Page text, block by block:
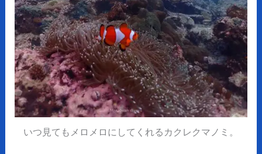
いつ見てもメロメロにしてくれるカクレクマノミ。